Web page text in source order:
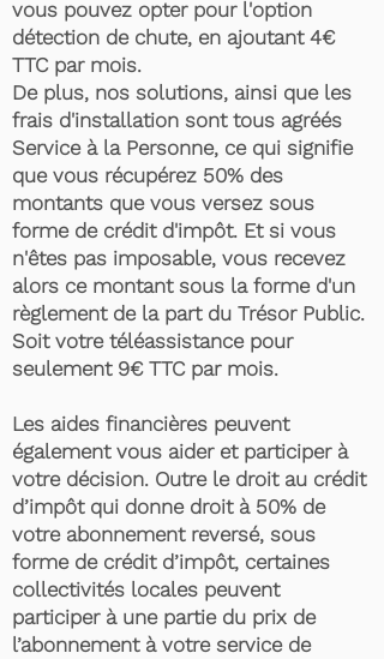
vous pouvez opter pour l'option
détection de chute, en ajoutant 4€
TTC par mois.
De plus, nos solutions, ainsi que les
frais d'installation sont tous agréés
Service à la Personne, ce qui signifie
que vous récupérez 50% des
montants que vous versez sous
forme de crédit d'impôt. Et si vous
n'êtes pas imposable, vous recevez
alors ce montant sous la forme d'un
règlement de la part du Trésor Public.
Soit votre téléassistance pour
seulement 9€ TTC par mois.
Les aides financières peuvent
également vous aider et participer à
votre décision. Outre le droit au crédit
d’impôt qui donne droit à 50% de
votre abonnement reversé, sous
forme de crédit d’impôt, certaines
collectivités locales peuvent
participer à une partie du prix de
l’abonnement à votre service de